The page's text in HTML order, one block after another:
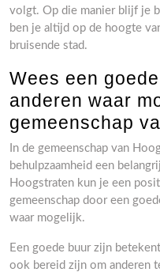
volgt. Op die manier blijf je
ben je altijd op de hoogte
bruisende stad.
Wees een
anderen waar
gemeenschap
In de gemeenschap van
behulpzaamheid een
Hoogstraten kun je een
gemeenschap door een
waar mogelijk.
Een goede buur zijn
ook bereid zijn om anderen